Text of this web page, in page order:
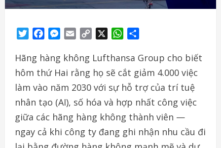
TwitterFacebookMessenger
Email
Copy
WhatsApp
Hãng hàng không Lufthansa Group cho biết
hôm thứ Hai rằng họ sẽ cắt giảm 4.000 việc
làm vào năm 2030 với sự hỗ trợ của trí tuệ
nhân tạo (AI), số hóa và hợp nhất công việc
giữa các hãng hàng không thành viên —
ngay cả khi công ty đang ghi nhận nhu cầu đi